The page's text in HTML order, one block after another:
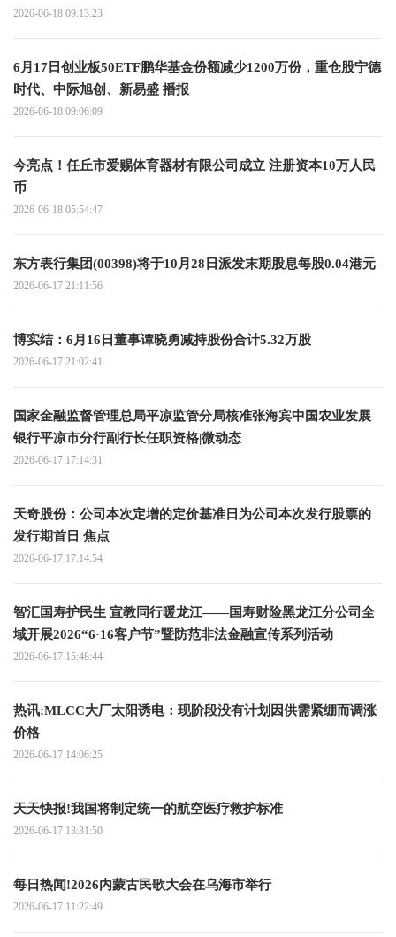
2026-06-18 09:13:23
6月17日创业板50ETF鹏华基金份额减少1200万份，重仓股宁德
时代、中际旭创、新易盛 播报
2026-06-18 09:06:09
今亮点！任丘市爱赐体育器材有限公司成立 注册资本10万人民
币
2026-06-18 05:54:47
东方表行集团(00398)将于10月28日派发末期股息每股0.04港元
2026-06-17 21:11:56
博实结：6月16日董事谭晓勇减持股份合计5.32万股
2026-06-17 21:02:41
国家金融监督管理总局平凉监管分局核准张海宾中国农业发展
银行平凉市分行副行长任职资格|微动态
2026-06-17 17:14:31
天奇股份：公司本次定增的定价基准日为公司本次发行股票的
发行期首日 焦点
2026-06-17 17:14:54
智汇国寿护民生 宣教同行暖龙江——国寿财险黑龙江分公司全
域开展2026“6·16客户节”暨防范非法金融宣传系列活动
2026-06-17 15:48:44
热讯:MLCC大厂太阳诱电：现阶段没有计划因供需紧绷而调涨
价格
2026-06-17 14:06:25
天天快报!我国将制定统一的航空医疗救护标准
2026-06-17 13:31:50
每日热闻!2026内蒙古民歌大会在乌海市举行
2026-06-17 11:22:49